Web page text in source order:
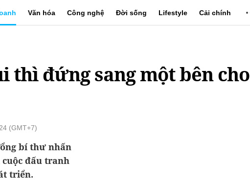
Văn hóa Công nghệ Đời sống Lifestyle Cải chính
thì đứng sang một bên cho
(GMT+7)
bí thư nhấn
đấu tranh
triển.